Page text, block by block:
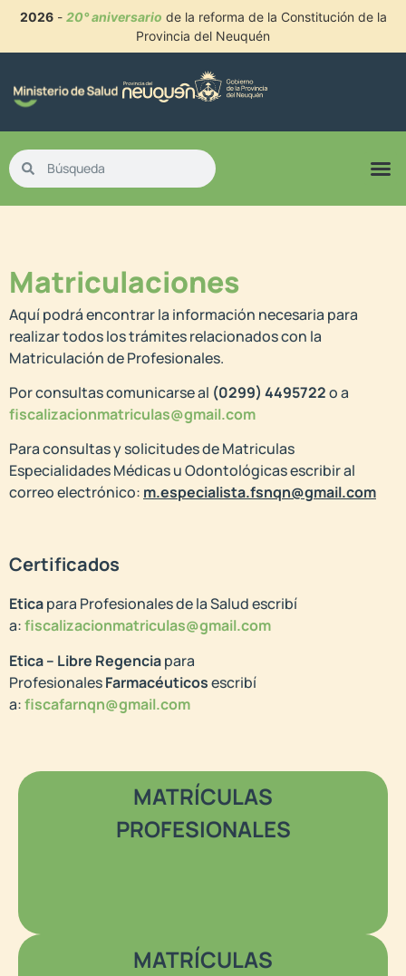
2026- 20° aniversario de la reforma de la Constitución de la
Provincia del Neuquén
Matriculaciones​
Aquí podrá encontrar la información necesaria para
realizar todos los trámites relacionados con la
Matriculación de Profesionales.
Por consultas comunicarse al (0299) 4495722o a
fiscalizacionmatriculas@gmail.com
Para consultas y solicitudes de Matriculas
Especialidades Médicas u Odontológicas escribir al
correo electrónico: m.especialista.fsnqn@gmail.com
Certificados
Eticapara Profesionales de la Salud escribí
a:fiscalizacionmatriculas@gmail.com
Etica – Libre Regenciapara
ProfesionalesFarmacéuticosescribí
a:fiscafarnqn@gmail.com
MATRÍCULAS
PROFESIONALES
MATRÍCULAS